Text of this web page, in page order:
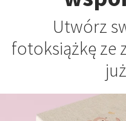
Utwórz
fotoksiążkę ze